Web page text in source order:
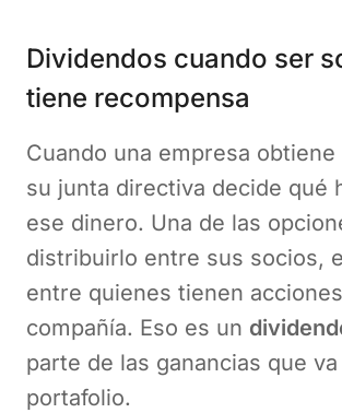
Dividendos cuando ser
tiene recompensa
Cuando una empresa
su junta directiva decide qué
ese dinero. Una de las
distribuirlo entre sus socios,
entre quienes tienen
compañía. Eso es un
parte de las ganancias que
portafolio.